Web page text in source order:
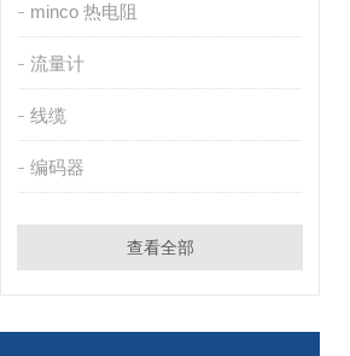
minco 热电阻
流量计
线缆
编码器
查看全部